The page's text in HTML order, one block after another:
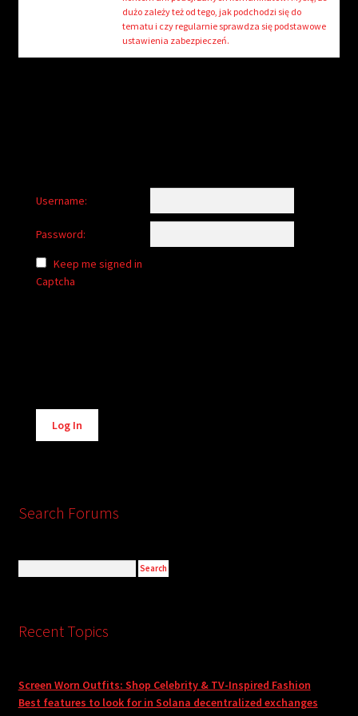
child
menu
Login/Create Account
dużo zależy też od tego, jak podchodzi się do
tematu i czy regularnie sprawdza się podstawowe
ustawienia zabezpieczeń.
Username:
Password:
Keep me signed in
Captcha
Alternative:
Log In
Search Forums
Recent Topics
Screen Worn Outfits: Shop Celebrity & TV-Inspired Fashion
Best features to look for in Solana decentralized exchanges